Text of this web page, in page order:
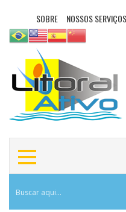
SOBRE NOSSOS SERVIÇOS